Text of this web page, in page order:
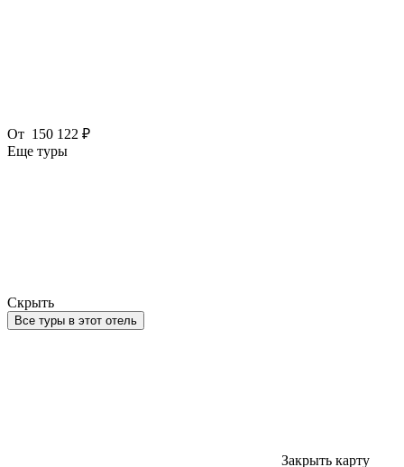
От 150 122 ₽
Еще туры
Скрыть
Все туры в этот отель
Закрыть карту